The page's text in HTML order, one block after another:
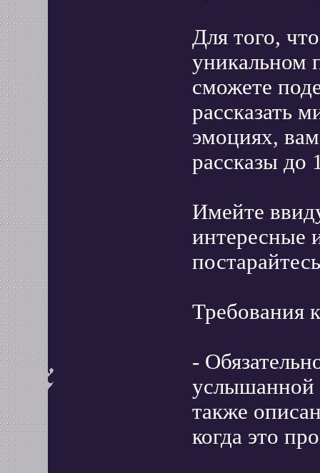
Для того,
уникальном
сможете
рассказать
эмоциях,
рассказы до
Имейте
интересные
Требования
-
услышанной
также
когда это